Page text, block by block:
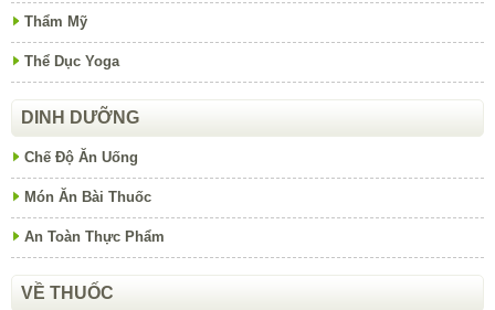
Thẩm Mỹ
Thể Dục Yoga
DINH DƯỠNG
Chế Độ Ăn Uống
Món Ăn Bài Thuốc
An Toàn Thực Phẩm
VỀ THUỐC